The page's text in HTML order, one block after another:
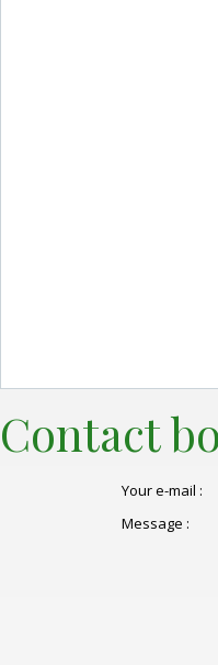
Contact
Your e-mail :
Message :